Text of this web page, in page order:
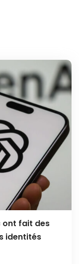
ont fait des
identités